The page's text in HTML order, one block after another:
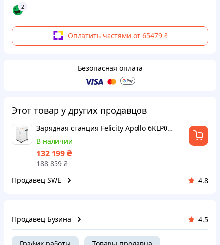
2
Оплатить частями от 65479 ₴
Безопасная оплата
Этот товар у других продавцов
Зарядная станция Felicity Apollo 6KLP01G01-M1, 6KW, 5,12KW LiFePo4 44.8-57.6V, MPPT (100-500V), 100A, IP21, CAN, RS485, Wi-Fi/GPRS,
В наличии
132 199₴
188 859₴
Продавец SWE
4.8
Продавец Бузина 4.5